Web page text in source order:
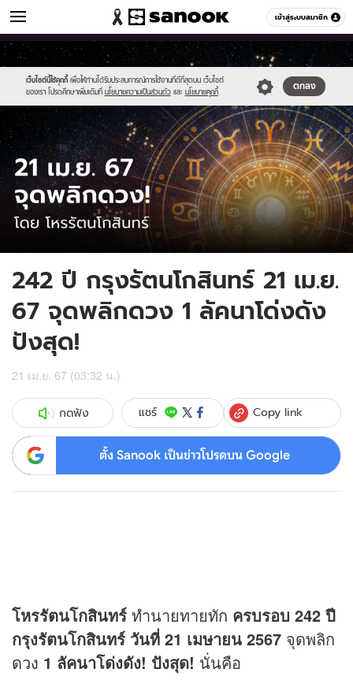
เข้าสู่ระบบสมาชิก
ดูดวง หมวดอื่นๆ
เว็บไซต์นี้ใช้คุกกี้ เพื่อให้ท่านได้รับประสบการณ์การใช้งานที่ดีที่สุดบน เว็บไซต์
ของเรา โปรดศึกษาเพิ่มเติมที่ นโยบายความเป็นส่วนตัว และ นโยบายคุกกี้
ตกลง
Sanook
//s.isanook.com/sr/0/images/logo-
new-
sanook.png
600
60
//s.isanook.com/ho/0/ud/55/277675/0_tagline-
template-
update-
apr.jpg
242 ปี กรุงรัตนโกสินทร์ 21 เม.ย.
67 จุดพลิกดวง 1 ลัคนาโด่งดัง
ปังสุด!
21 เม.ย. 67 (03:32 น.)
กดฟัง แชร์ Copy link
ตั้ง Sanook เป็นข่าวโปรดบน Google
โหรรัตนโกสินทร์ ทำนายทายทัก ครบรอบ 242 ปี
กรุงรัตนโกสินทร์ วันที่ 21 เมษายน 2567 จุดพลิก
ดวง 1 ลัคนาโด่งดัง! ปังสุด! นั่นคือ